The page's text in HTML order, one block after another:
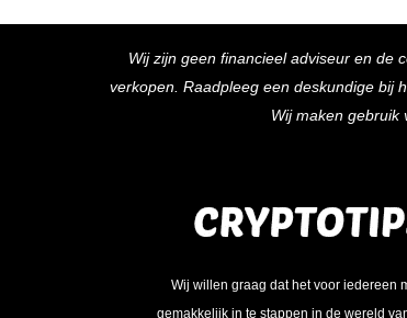
Wij zijn geen financieel adviseur en de
verkopen. Raadpleeg een deskundige bij
Wij maken gebruik
Wij willen graag dat het voor iedereen
gemakkelijk in te stappen in de wereld